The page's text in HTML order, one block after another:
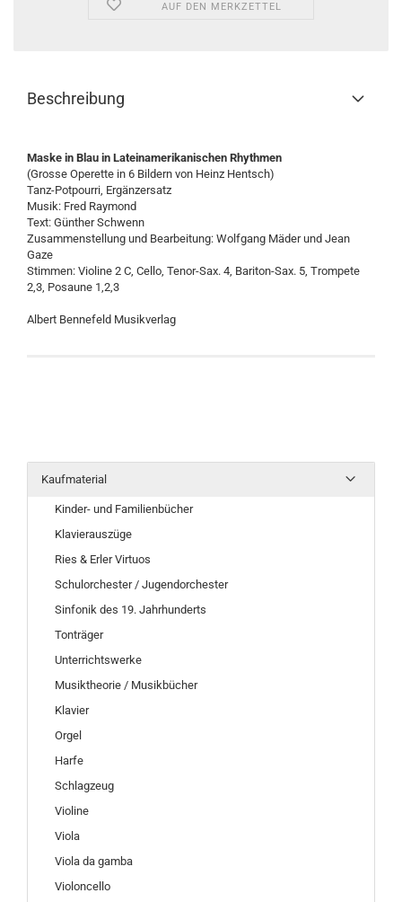
AUF DEN MERKZETTEL
Beschreibung
Maske in Blau in Lateinamerikanischen Rhythmen
(Grosse Operette in 6 Bildern von Heinz Hentsch)
Tanz-Potpourri, Ergänzersatz
Musik: Fred Raymond
Text: Günther Schwenn
Zusammenstellung und Bearbeitung: Wolfgang Mäder und Jean
Gaze
Stimmen: Violine 2 C, Cello, Tenor-Sax. 4, Bariton-Sax. 5, Trompete
2,3, Posaune 1,2,3
Albert Bennefeld Musikverlag
Kaufmaterial
Kinder- und Familienbücher
Klavierauszüge
Ries & Erler Virtuos
Schulorchester / Jugendorchester
Sinfonik des 19. Jahrhunderts
Tonträger
Unterrichtswerke
Musiktheorie / Musikbücher
Klavier
Orgel
Harfe
Schlagzeug
Violine
Viola
Viola da gamba
Violoncello